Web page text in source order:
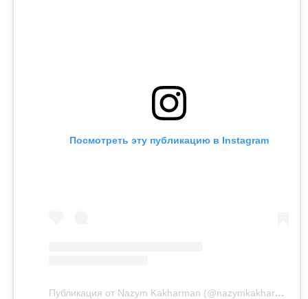
Посмотреть эту публикацию в Instagram
Публикация от Nazym Kakharman (@nazymkakharman)